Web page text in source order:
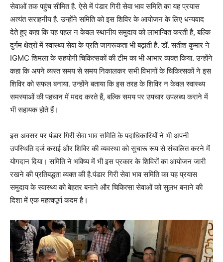
सेवाओं तक पहुंच सीमित है. ऐसे में पंडार गिरी सेवा भाव समिति का यह प्रयास
अत्यंत सराहनीय है. उन्होंने समिति को इस शिविर के आयोजन के लिए धन्यवाद
देते हुए कहा कि यह पहल न केवल स्थानीय समुदाय को लाभान्वित करती है, बल्कि
दुर्गम क्षेत्रों में स्वास्थ्य सेवा के प्रति जागरूकता भी बढ़ाती है. डॉ. सतीश कुमार ने
IGMC शिमला के सहयोगी चिकित्सकों की टीम का भी आभार व्यक्त किया. उन्होंने
कहा कि अपने व्यस्त समय से समय निकालकर सभी विभागों के चिकित्सकों ने इस
शिविर को सफल बनाया. उन्होंने बताया कि इस तरह के शिविर न केवल स्वास्थ्य
समस्याओं की पहचान में मदद करते हैं, बल्कि समय पर उपचार उपलब्ध कराने में
भी सहायक होते हैं।
इस अवसर पर पंडार गिरी सेवा भाव समिति के पदाधिकारियों ने भी अपनी
उपस्थिति दर्ज कराई और शिविर की व्यवस्था को सुचारू रूप से संचालित करने में
योगदान दिया। समिति ने भविष्य में भी इस प्रकार के शिविरों का आयोजन जारी
रखने की प्रतिबद्धता व्यक्त की है.पंडार गिरी सेवा भाव समिति का यह प्रयास
समुदाय के स्वास्थ्य को बेहतर बनाने और चिकित्सा सेवाओं को सुलभ बनाने की
दिशा में एक महत्वपूर्ण कदम है।